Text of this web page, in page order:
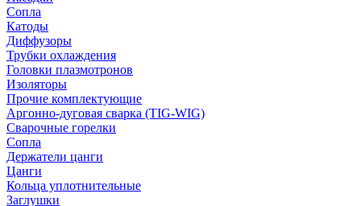
Сопла
Катоды
Диффузоры
Трубки охлаждения
Головки плазмотронов
Изоляторы
Прочие комплектующие
Аргонно-дуговая сварка (TIG-WIG)
Сварочные горелки
Сопла
Держатели цанги
Цанги
Кольца уплотнительные
Заглушки